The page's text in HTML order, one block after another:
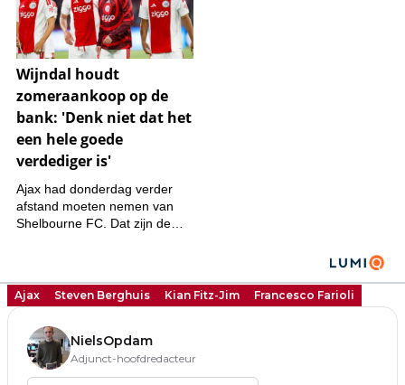
Ajax Steven Berghuis Kian Fitz-Jim Francesco Farioli
NielsOpdam
Adjunct-hoofdredacteur